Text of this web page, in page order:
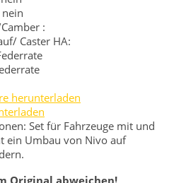
:
Caster HA:
herunterladen
Set für Fahrzeuge mit und
ein Umbau von Nivo auf